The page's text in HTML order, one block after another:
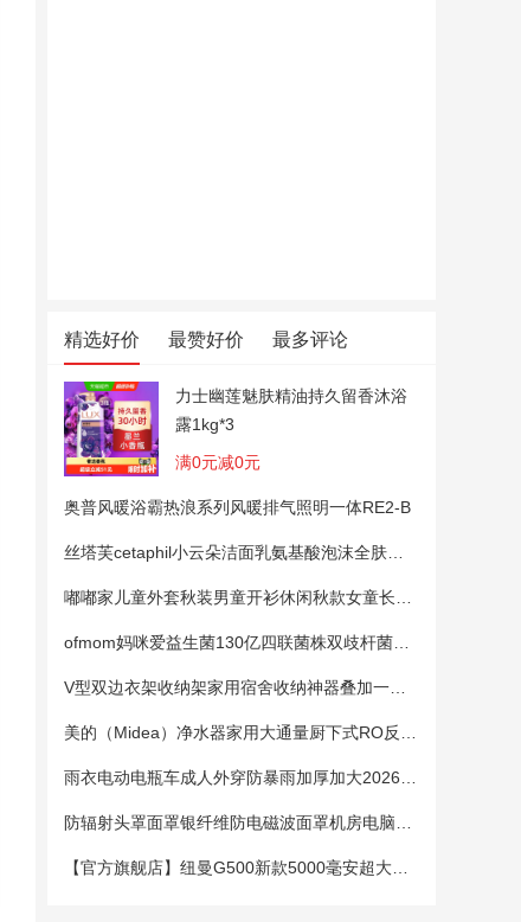
精选好价 最赞好价 最多评论
力士幽莲魅肤精油持久留香沐浴
露1kg*3
满0元减0元
奥普风暖浴霸热浪系列风暖排气照明一体RE2-B